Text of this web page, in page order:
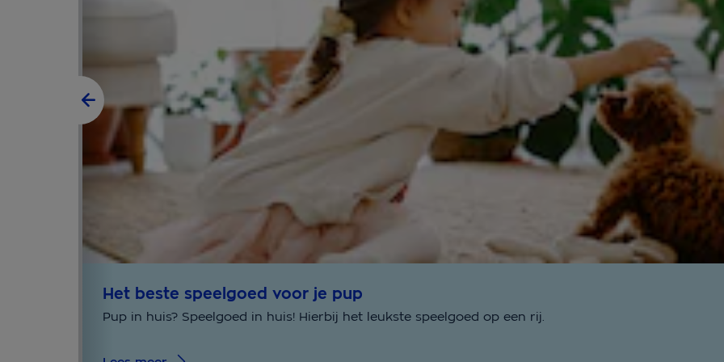
Het beste speelgoed voor je pup
Pup in huis? Speelgoed in huis! Hierbij het leukste speelgoed op een rij.